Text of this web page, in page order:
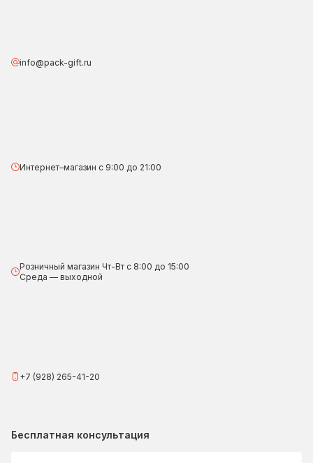
info@pack-gift.ru
Интернет–магазин с 9:00 до 21:00
Розничный магазин Чт-Вт с 8:00 до 15:00
Среда — выходной
+7 (928) 265-41-20
Бесплатная консультация